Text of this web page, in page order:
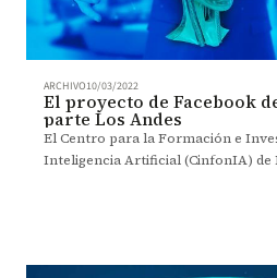
ARCHIVO10/03/2022
El proyecto de Facebook
parte Los Andes
El Centro para la Formación e
Inteligencia Artificial (CinfonIA) de